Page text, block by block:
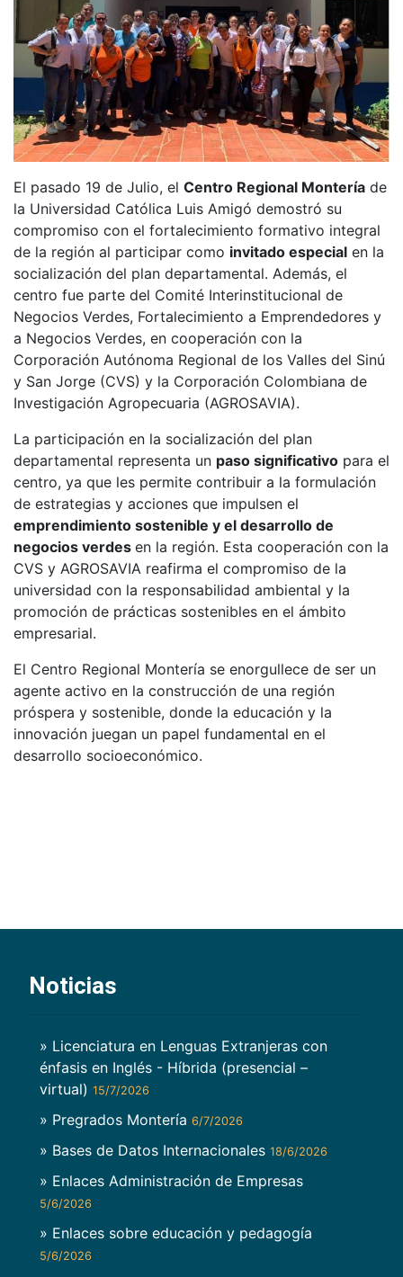
El pasado 19 de Julio, el Centro Regional Montería de
la Universidad Católica Luis Amigó demostró su
compromiso con el fortalecimiento formativo integral
de la región al participar como invitado especial en la
socialización del plan departamental. Además, el
centro fue parte del Comité Interinstitucional de
Negocios Verdes, Fortalecimiento a Emprendedores y
a Negocios Verdes, en cooperación con la
Corporación Autónoma Regional de los Valles del Sinú
y San Jorge (CVS) y la Corporación Colombiana de
Investigación Agropecuaria (AGROSAVIA).
La participación en la socialización del plan
departamental representa un paso significativo para el
centro, ya que les permite contribuir a la formulación
de estrategias y acciones que impulsen el
emprendimiento sostenible y el desarrollo de
negocios verdes en la región. Esta cooperación con la
CVS y AGROSAVIA reafirma el compromiso de la
universidad con la responsabilidad ambiental y la
promoción de prácticas sostenibles en el ámbito
empresarial.
El Centro Regional Montería se enorgullece de ser un
agente activo en la construcción de una región
próspera y sostenible, donde la educación y la
innovación juegan un papel fundamental en el
desarrollo socioeconómico.
Noticias
» Licenciatura en Lenguas Extranjeras con
énfasis en Inglés - Híbrida (presencial –
virtual) 15/7/2026
» Pregrados Montería 6/7/2026
» Bases de Datos Internacionales 18/6/2026
» Enlaces Administración de Empresas
5/6/2026
» Enlaces sobre educación y pedagogía
5/6/2026